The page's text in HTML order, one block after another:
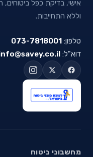
אישי, בדיקת כפל ביטוחים,
וללא התחייבות.
טלפון: 073-7818001
דוא"ל:
מחשבוני ביטוח